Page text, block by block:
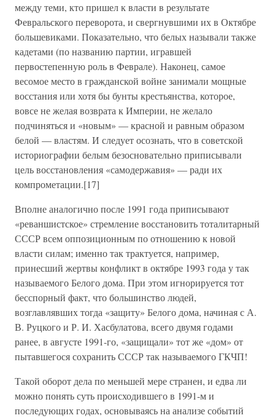
между теми, кто пришел к власти в результате
Февральского переворота, и свергнувшими их в Октябре
большевиками. Показательно, что белых называли также
кадетами (по названию партии, игравшей
первостепенную роль в Феврале). Наконец, самое
весомое место в гражданской войне занимали мощные
восстания или хотя бы бунты крестьянства, которое,
вовсе не желая возврата к Империи, не желало
подчиняться и «новым» — красной и равным образом
белой — властям. И следует осознать, что в советской
историографии белым безосновательно приписывали
цель восстановления «самодержавия» — ради их
компрометации.[17]
Вполне аналогично после 1991 года приписывают
«реваншистское» стремление восстановить тоталитарный
СССР всем оппозиционным по отношению к новой
власти силам; именно так трактуется, например,
принесший жертвы конфликт в октябре 1993 года у так
называемого Белого дома. При этом игнорируется тот
бесспорный факт, что большинство людей,
возглавлявших тогда «защиту» Белого дома, начиная с А.
В. Руцкого и Р. И. Хасбулатова, всего двумя годами
ранее, в августе 1991-го, «защищали» тот же «дом» от
пытавшегося сохранить СССР так называемого ГКЧП!
Такой оборот дела по меньшей мере странен, и едва ли
можно понять суть происходившего в 1991-м и
последующих годах, основываясь на анализе событий